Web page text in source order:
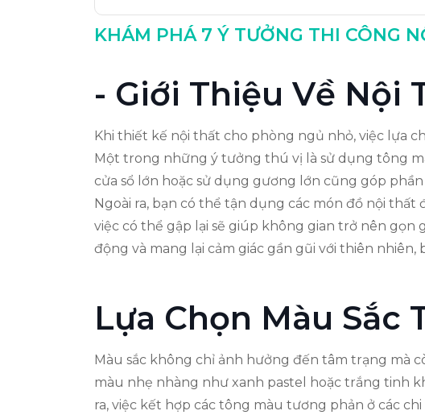
KHÁM PHÁ 7 Ý TƯỞNG THI CÔNG
- Giới Thiệu Về Nội
Khi thiết kế nội thất cho phòng ngủ nhỏ, việc lựa
Một trong những ý tưởng thú vị là sử dụng tông
cửa sổ lớn hoặc sử dụng gương lớn cũng góp
Ngoài ra, bạn có thể tận dụng các món đồ nội
việc có thể gập lại sẽ giúp không gian trở nên
động và mang lại cảm giác gần gũi với thiên
Lựa Chọn Màu Sắc
Màu sắc không chỉ ảnh hưởng đến tâm trạng mà
màu nhẹ nhàng như xanh pastel hoặc trắng tinh
ra, việc kết hợp các tông màu tương phản ở các